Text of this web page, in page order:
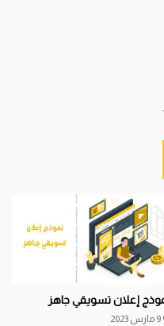
إعلان تسويقي جاهز
9 مارس 2023